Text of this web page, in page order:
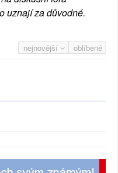
uznají za důvodné.
nejnovější oblíbené